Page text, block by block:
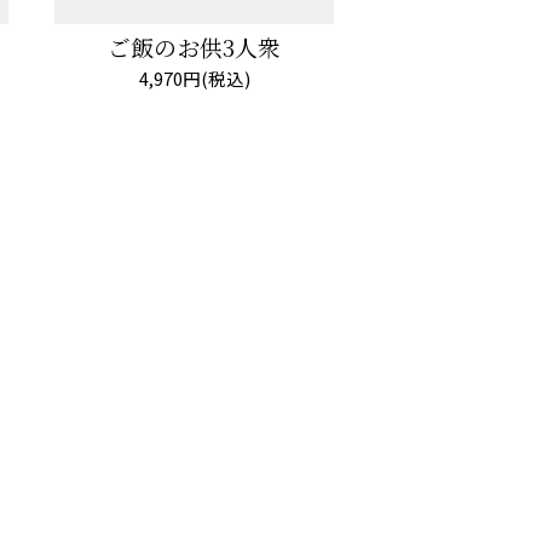
ご飯のお供3人衆
4,970円(税込)